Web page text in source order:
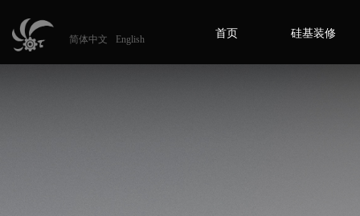
首页 硅基装修
简体中文 English